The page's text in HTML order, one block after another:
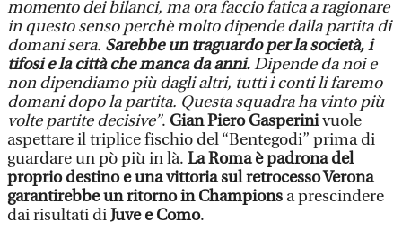
momento dei bilanci, ma ora faccio fatica a ragionare
in questo senso perchè molto dipende dalla partita di
domani sera. Sarebbe un traguardo per la società, i
tifosi e la città che manca da anni.Dipende da noi e
non dipendiamo più dagli altri, tutti i conti li faremo
domani dopo la partita. Questa squadra ha vinto più
volte partite decisive”. Gian Piero Gasperinivuole
aspettare il triplice fischio del “Bentegodi” prima di
guardare un pò più in là. La Roma è padrona del
proprio destino e una vittoria sul retrocesso Verona
garantirebbe un ritorno in Champions a prescindere
dai risultati diJuve e Como.